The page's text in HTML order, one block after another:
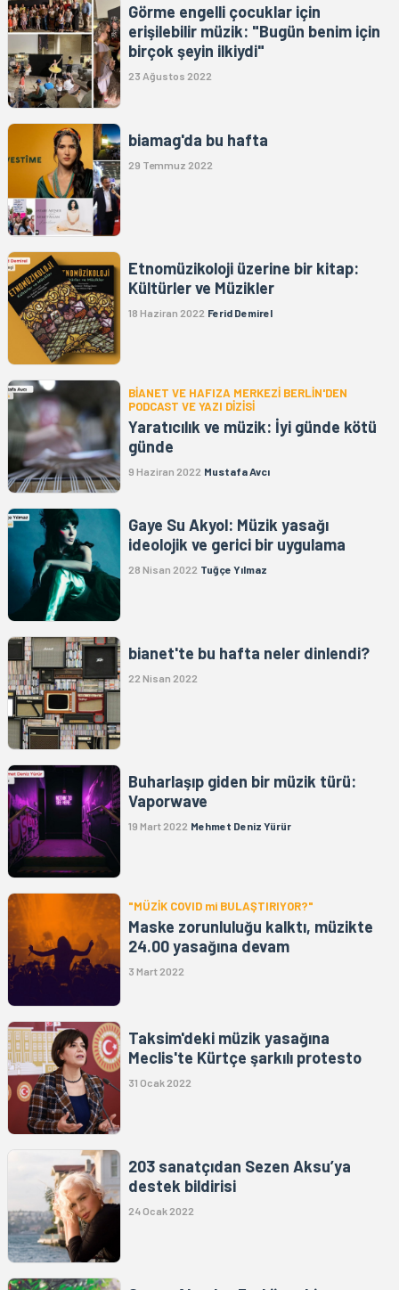
Görme engelli çocuklar için
erişilebilir müzik: "Bugün benim için
birçok şeyin ilkiydi"
23 Ağustos 2022
biamag'da bu hafta
29 Temmuz 2022
Etnomüzikoloji üzerine bir kitap:
Kültürler ve Müzikler
18 Haziran 2022 Ferid Demirel
BİANET VE HAFIZA MERKEZİ BERLİN'DEN
PODCAST VE YAZI DİZİSİ
Yaratıcılık ve müzik: İyi günde kötü
günde
9 Haziran 2022 Mustafa Avcı
Gaye Su Akyol: Müzik yasağı
ideolojik ve gerici bir uygulama
28 Nisan 2022 Tuğçe Yılmaz
bianet'te bu hafta neler dinlendi?
22 Nisan 2022
Buharlaşıp giden bir müzik türü:
Vaporwave
19 Mart 2022 Mehmet Deniz Yürür
"MÜZİK COVID mi BULAŞTIRIYOR?"
Maske zorunluluğu kalktı, müzikte
24.00 yasağına devam
3 Mart 2022
Taksim'deki müzik yasağına
Meclis'te Kürtçe şarkılı protesto
31 Ocak 2022
203 sanatçıdan Sezen Aksu’ya
destek bildirisi
24 Ocak 2022